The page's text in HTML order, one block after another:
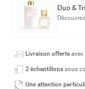
Duo &
Livraison offerte
2 échantillonssous
Une attention